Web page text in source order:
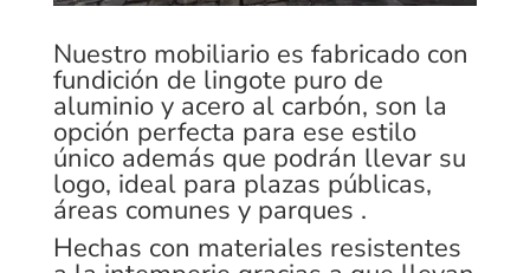
Nuestro mobiliario es fabricado con
fundición de lingote puro de
aluminio y acero al carbón, son la
opción perfecta para ese estilo
único además que podrán llevar su
logo, ideal para plazas públicas,
áreas comunes y parques .
Hechas con materiales resistentes